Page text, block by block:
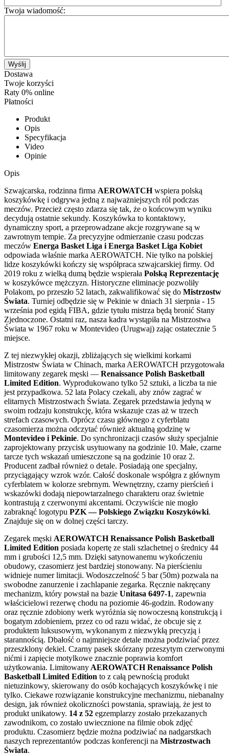
Twoja wiadomość:
Wyślij
Dostawa
Twoje korzyści
Raty 0% online
Płatności
Produkt
Opis
Specyfikacja
Video
Opinie
Opis
Szwajcarska, rodzinna firma AEROWATCHwspiera polską
koszykówkę i odgrywa jedną z najważniejszych ról podczas
meczów. Przecież często zdarza się tak, że o końcowym wyniku
decydują ostatnie sekundy. Koszykówka to kontaktowy,
dynamiczny sport, a przeprowadzane akcje rozgrywane są w
zawrotnym tempie. Za precyzyjne odmierzanie czasu podczas
meczów Energa Basket Liga i Energa Basket Liga Kobiet
odpowiada właśnie marka AEROWATCH. Nie tylko na polskiej
lidze koszykówki kończy się współpraca szwajcarskiej firmy. Od
2019 roku z wielką dumą będzie wspierała Polską Reprezentację
w koszykówce mężczyzn. Historyczne eliminacje pozwoliły
Polakom, po przeszło 52 latach, zakwalifikować się do Mistrzostw
Świata. Turniej odbędzie się w Pekinie w dniach 31 sierpnia - 15
września pod egidą FIBA, gdzie tytułu mistrza będą bronić Stany
Zjednoczone. Ostatni raz, nasza kadra wystąpiła na Mistrzostwa
Świata w 1967 roku w Montevideo (Urugwaj) zając ostatecznie 5
miejsce.
Z tej niezwykłej okazji, zbliżających się wielkimi korkami
Mistrzostw Świata w Chinach, marka AEROWATCH przygotowała
limitowany zegarek męski — Renaissance Polish Basketball
Limited Edition. Wyprodukowano tylko 52 sztuki, a liczba ta nie
jest przypadkowa. 52 lata Polacy czekali, aby znów zagrać w
elitarnych Mistrzostwach Świata. Zegarek przedstawia jedyną w
swoim rodzaju konstrukcję, która wskazuje czas aż w trzech
strefach czasowych. Oprócz czasu głównego z cyferblatu
czasomierza można odczytać również aktualną godzinę w
Montevideo i Pekinie. Do synchronizacji czasów służy specjalnie
zaprojektowany przycisk usytuowany na godzinie 10. Małe, czarne
tarcze tych wskazań umieszczone są na godzinie 10 oraz 2.
Producent zadbał również o detale. Posiadają one specjalny,
przyciągający wzrok wzór. Całość doskonale współgra z głównym
cyferblatem w kolorze srebrnym. Wewnętrzny, czarny pierścień i
wskazówki dodają niepowtarzalnego charakteru oraz świetnie
kontrastują z czerwonymi akcentami. Oczywiście nie mogło
zabraknąć logotypu PZK — Polskiego Związku Koszykówki.
Znajduje się on w dolnej części tarczy.
Zegarek męski AEROWATCH Renaissance Polish Basketball
Limited Edition posiada kopertę ze stali szlachetnej o średnicy 44
mm i grubości 12,5 mm. Dzięki satynowanemu wykończeniu
obudowy, czasomierz jest bardziej stonowany. Na pierścieniu
widnieje numer limitacji. Wodoszczelność 5 bar (50m) pozwala na
swobodne zanurzenie i zachlapanie zegarka. Ręcznie nakręcany
mechanizm, który powstał na bazie Unitasa 6497-1, zapewnia
właścicielowi rezerwę chodu na poziomie 46-godzin. Rodowany
oraz ręcznie zdobiony werk wyróżnia się nowoczesną konstrukcją i
bogatym zdobieniem, przez co od razu widać, że obcuje się z
produktem luksusowym, wykonanym z niezwykłą precyzją i
starannością. Dbałość o najmniejsze detale można podziwiać przez
przeszklony dekiel. Czarny pasek skórzany przeszytym czerwonymi
nićmi i zapięcie motylkowe znacznie poprawia komfort
użytkowania. Limitowany AEROWATCH Renaissance Polish
Basketball Limited Edition to z całą pewnością produkt
nietuzinkowy, skierowany do osób kochających koszykówkę i nie
tylko. Ciekawe rozwiązanie konstrukcyjne mechanizmu, niebanalny
design, jak również okoliczności powstania, sprawiają, że jest to
produkt unikatowy. 14 z 52 egzemplarzy zostało przekazanych
zawodnikom, co zostało uwiecznione na filmie obok zdjęć
produktu. Czasomierz będzie można podziwiać na nadgarstkach
naszych reprezentantów podczas konferencji na Mistrzostwach
Świata.